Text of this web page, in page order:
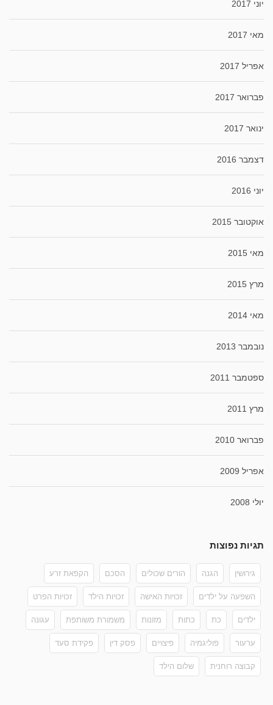
יוני 2017
מאי 2017
אפריל 2017
פברואר 2017
ינואר 2017
דצמבר 2016
יוני 2016
אוקטובר 2015
מאי 2015
מרץ 2015
מאי 2014
נובמבר 2013
ספטמבר 2011
מרץ 2011
פברואר 2010
אפריל 2009
יולי 2008
תגיות נפוצות
גירושין הגנה הורים שכולים הסכם הקפאת זרע
השפעה על ילדים זכויות האישה זכויות הילד זכויות הפרט
ילדים כת כתות מזונות משמורת משותפת עגונה
ערעור פוליגמיה פיצויים פסק דין פקידת סעד
קבוצה רוחנית שלום הילד